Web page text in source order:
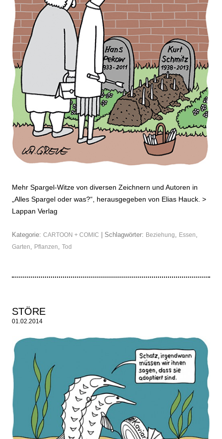
Mehr Spargel-Witze von diversen Zeichnern und Autoren in
„Alles Spargel oder was?“, herausgegeben von Elias Hauck. >
Lappan Verlag
Kategorie: CARTOON + COMIC | Schlagwörter: Beziehung Essen
Garten Pflanzen Tod
STÖRE
01.02.2014